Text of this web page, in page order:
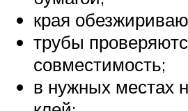
края
трубы
совместимость;
в нужных местах